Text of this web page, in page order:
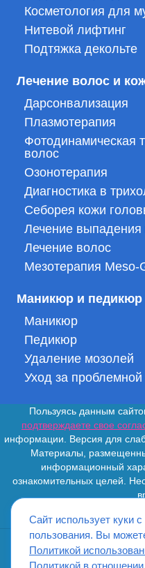
Косметология для
Нитевой лифтинг
Подтяжка декольте
Лечение волос и
Дарсонвализация
Плазмотерапия
Фотодинамическая
волос
Озонотерапия
Диагностика в
Себорея кожи
Лечение выпадения
Лечение волос
Мезотерапия Meso-
Маникюр и педикюр
Маникюр
Педикюр
Удаление мозолей
Уход за проблемной
Пользуясь данным
подтверждаете свое
информации. Версия для
Материалы,
информационный
ознакомительных целей.
ИМЕЮТСЯ
Сайт использует куки
пользования. Вы
Политикой
Политикой в